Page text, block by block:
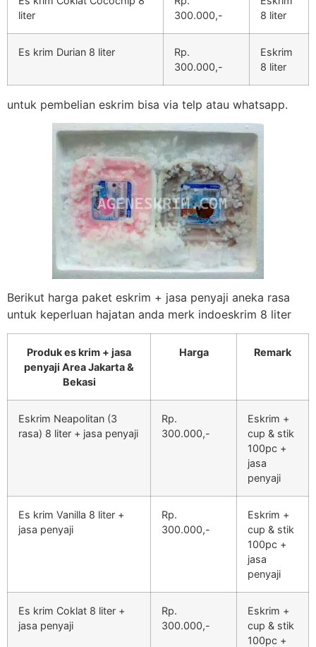
liter
300.000,-
8 liter
Es krim Durian 8 liter
Rp.
300.000,-
Eskrim
8 liter
untuk pembelian eskrim bisa via telp atau whatsapp.
Berikut harga paket eskrim + jasa penyaji aneka rasa
untuk keperluan hajatan anda merk indoeskrim 8 liter
Produk es krim + jasa
penyaji Area Jakarta &
Bekasi
Harga Remark
Eskrim Neapolitan (3
rasa) 8 liter + jasa penyaji
Rp.
300.000,-
Eskrim +
cup & stik
100pc +
jasa
penyaji
Es krim Vanilla 8 liter +
jasa penyaji
Rp.
300.000,-
Eskrim +
cup & stik
100pc +
jasa
penyaji
Es krim Coklat 8 liter +
jasa penyaji
Rp.
300.000,-
Eskrim +
cup & stik
100pc +